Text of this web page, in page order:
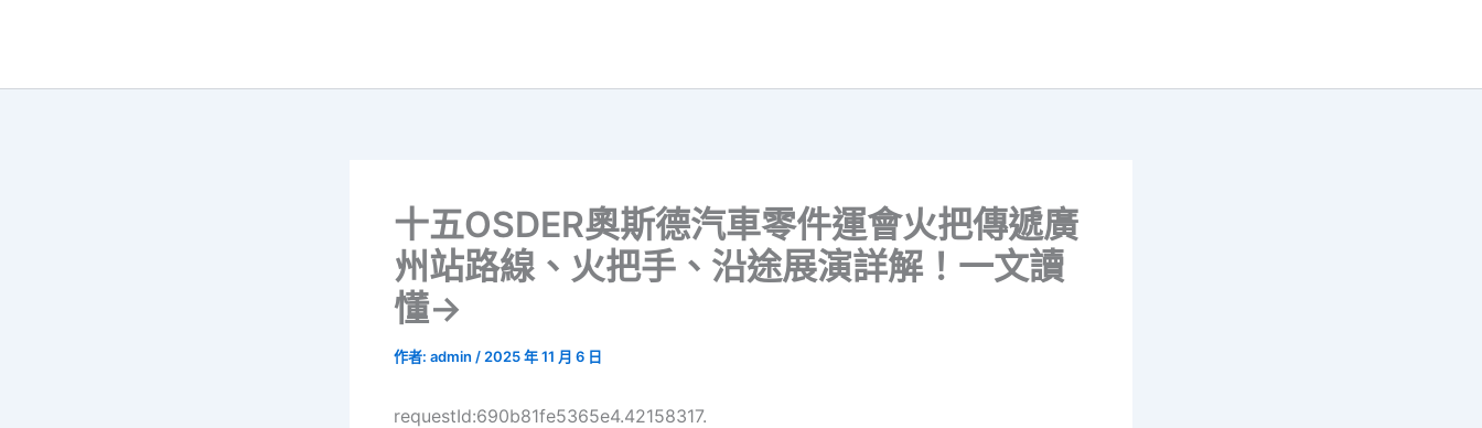
十五OSDER奧斯德汽車零件運會火把傳遞廣
州站路線、火把手、沿途展演詳解！一文讀
懂→
作者: admin / 2025 年 11 月 6 日
requestId:690b81fe5365e4.42158317.